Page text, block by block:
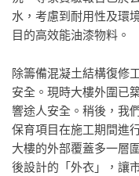
水，考慮到耐用性及環
目的高效能油漆物料。
除籌備混凝土結構復修
安全。現時大樓外圍已
響途人安全。稍後，我
保育項目在施工期間進
大樓的外部覆蓋多一層
後設計的「外衣」，讓